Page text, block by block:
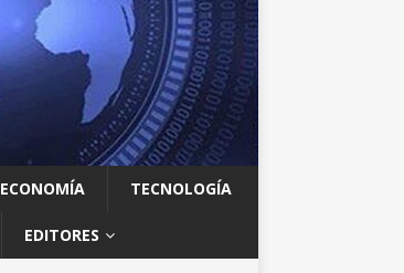
ECONOMÍA TECNOLOGÍA
EDITORES